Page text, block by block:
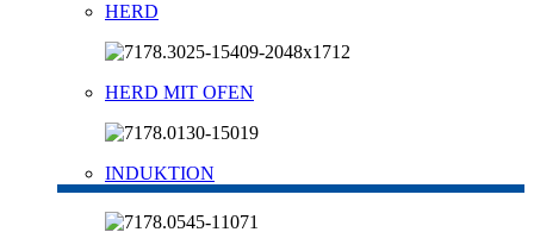
HERD
HERD MIT OFEN
INDUKTION